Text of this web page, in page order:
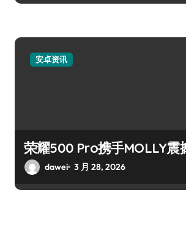
安卓资讯
荣耀500 Pro携手MOLLY震
dawei 3 月 28, 2026